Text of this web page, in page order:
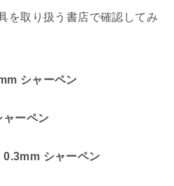
を取り扱う書店で確認してみ
シャーペン
ャーペン
0.3mm シャーペン